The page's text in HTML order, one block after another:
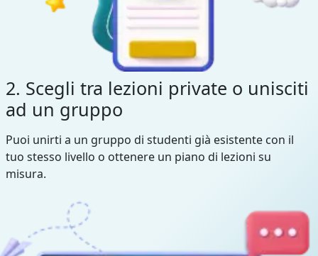
2. Scegli tra lezioni private o unisciti
ad un gruppo
Puoi unirti a un gruppo di studenti già esistente con il
tuo stesso livello o ottenere un piano di lezioni su
misura.